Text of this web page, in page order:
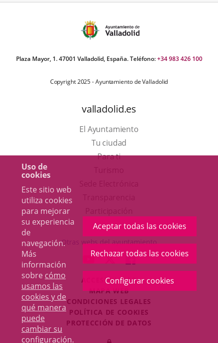
Uso de
cookies
Este sitio web
utiliza cookies
para mejorar
su experiencia
de
navegación.
Más
información
sobre cómo
usamos las
cookies y de
qué manera
puede
cambiar su
configuración.
Aceptar todas las cookies
Rechazar todas las cookies
Configurar cookies
Plaza Mayor, 1. 47001 Valladolid, España. Teléfono:+34 983 426 100
Copyright 2025 - Ayuntamiento de Valladolid
valladolid.es
El Ayuntamiento
Tu ciudad
Para ti
en
una
ventana
nueva.
aplicación
externa.
Otras webs del ayuntamiento
ENLACE
A
UNA
APLICACIÓN
EXTERNA.
ENLACE
A
UNA
APLICACIÓN
EXTERNA.
ENLACE
A
UNA
EXTERNA.
ACCESIBILIDAD
MAPA WEB
CONDICIONES LEGALES
POLÍTICA DE COOKIES
PROTECCIÓN DE DATOS
Iniciar